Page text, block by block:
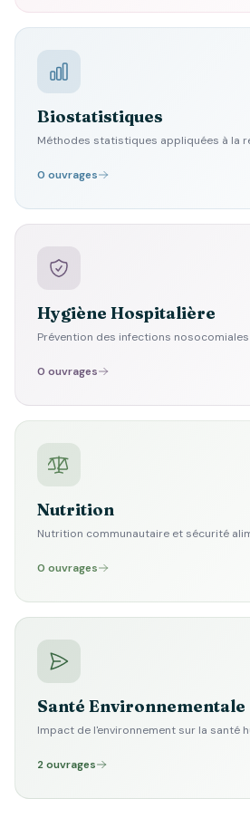
Biostatistiques
Méthodes statistiques appliquées à la
0 ouvrages
Hygiène Hospitalière
Prévention des infections
0 ouvrages
Nutrition
Nutrition communautaire et sécurité
0 ouvrages
Santé Environnementale
Impact de l'environnement sur la santé
2 ouvrages